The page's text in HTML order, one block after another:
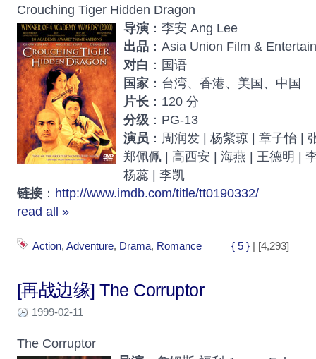
Crouching Tiger Hidden Dragon
导演 ：李安 Ang Lee
出品 ：Asia Union Film &
对白 ：国语
国家 ：台湾、香港、美国、中国
片长 ：120 分
分级 ：PG-13
演员 ：周润发 | 杨紫琼 | 章子怡 |
郑佩佩 | 高西安 | 海燕 | 王德明 |
杨蕊 | 李凯
链接 ： http://www.imdb.com/title/tt0190332/
read all »
Action, Adventure, Drama, Romance { 5 } | [4,293]
[再战边缘] The Corruptor
1999-02-11
The Corruptor